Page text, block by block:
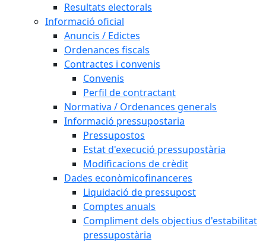
Resultats electorals
Informació oficial
Anuncis / Edictes
Ordenances fiscals
Contractes i convenis
Convenis
Perfil de contractant
Normativa / Ordenances generals
Informació pressupostaria
Pressupostos
Estat d'execució pressupostària
Modificacions de crèdit
Dades econòmicofinanceres
Liquidació de pressupost
Comptes anuals
Compliment dels objectius d'estabilitat
pressupostària